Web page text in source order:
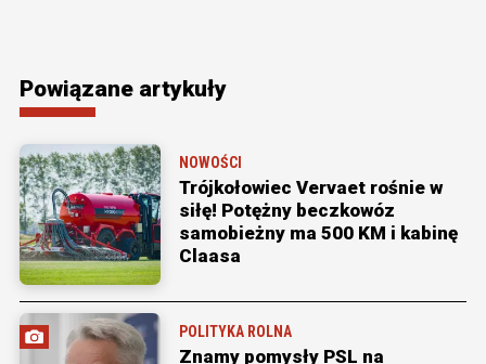
Powiązane artykuły
NOWOŚCI
Trójkołowiec Vervaet rośnie w
siłę! Potężny beczkowóz
samobieżny ma 500 KM i kabinę
Claasa
POLITYKA ROLNA
Znamy pomysły PSL na